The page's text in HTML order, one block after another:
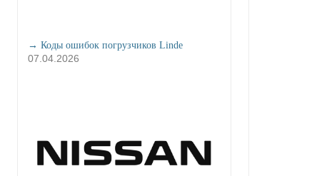
→ Коды ошибок погрузчиков Linde
07.04.2026